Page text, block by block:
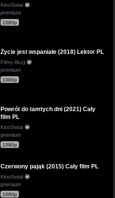
KinoSwiat
premium
1080p
Życie jest wspaniałe (2018) Lektor PL
Filmy Akcji
premium
1080p
Powrót do tamtych dni (2021) Cały
film PL
KinoSwiat
premium
1080p
Czerwony pająk (2015) Cały film PL
KinoSwiat
premium
1080p